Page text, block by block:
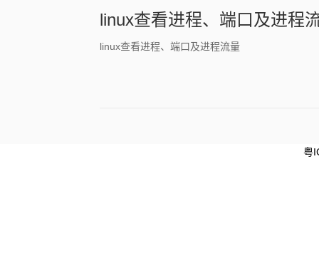
linux查看进程、端口及进程
linux查看进程、端口及进程流量
粤